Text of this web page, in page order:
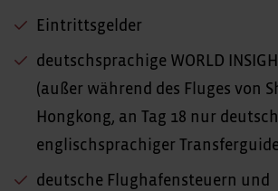
Eintrittsgelder
deutschsprachige WORLD
(außer während des Fluges von
Hongkong, an Tag 18 nur
englischsprachiger
deutsche Flughafensteuern und